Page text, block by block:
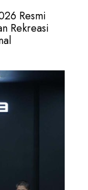
Resmi
Rekreasi